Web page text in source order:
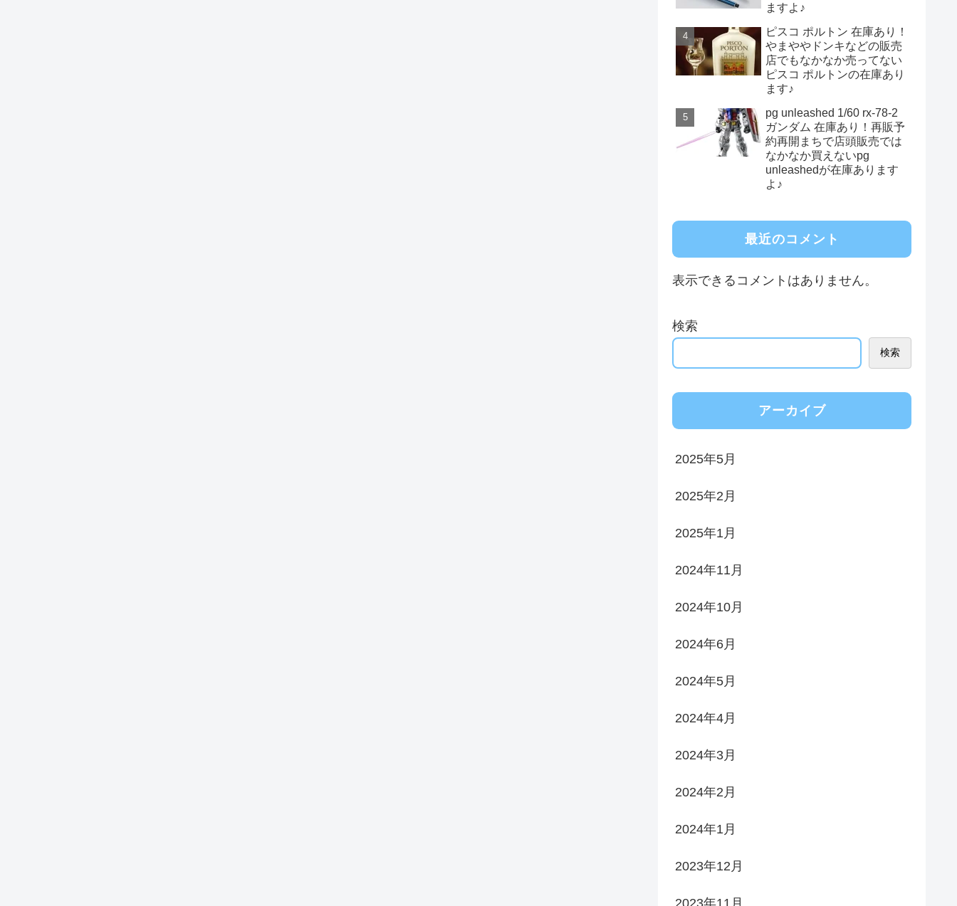
ますよ♪
ピスコ ポルトン 在庫あり！
やまややドンキなどの販売
店でもなかなか売ってない
ピスコ ポルトンの在庫あり
ます♪
pg unleashed 1/60 rx-78-2
ガンダム 在庫あり！再販予
約再開まちで店頭販売では
なかなか買えないpg
unleashedが在庫あります
よ♪
最近のコメント
表示できるコメントはありません。
検索
検索
アーカイブ
2025年5月
2025年2月
2025年1月
2024年11月
2024年10月
2024年6月
2024年5月
2024年4月
2024年3月
2024年2月
2024年1月
2023年12月
2023年11月